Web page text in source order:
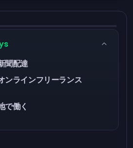
聞配達
ンラインフリーランス
で働く